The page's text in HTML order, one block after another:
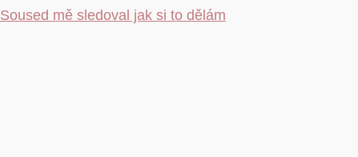
Soused mě sledoval jak si to dělám